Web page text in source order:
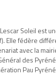
Soleil est
Elle fédère
avec la
des
Pau